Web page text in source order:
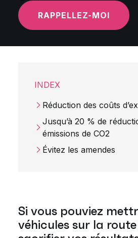
RAPPELLEZ-MOI
INDEX
Réduction des coûts
Jusqu’à 20 % de
émissions de CO2
Évitez les amendes
Si vous pouviez
véhicules sur la